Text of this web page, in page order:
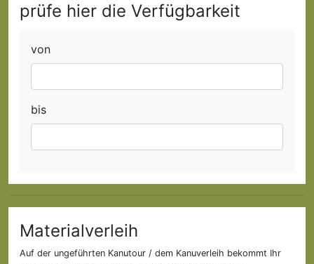
prüfe hier die Verfügbarkeit
von
bis
Materialverleih
Auf der ungeführten Kanutour / dem Kanuverleih bekommt Ihr